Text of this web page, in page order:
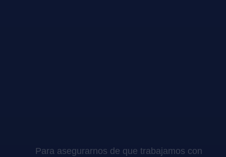
Para asegurarnos de que trabajamos con